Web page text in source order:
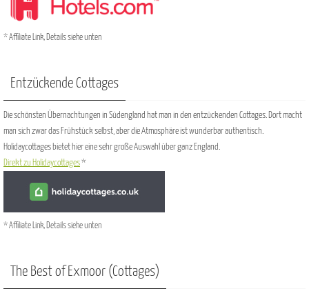
* Affiliate Link, Details siehe unten
Entzückende Cottages
Die schönsten Übernachtungen in Südengland hat man in den entzückenden Cottages. Dort macht
man sich zwar das Frühstück selbst, aber die Atmosphäre ist wunderbar authentisch.
Holidaycottages bietet hier eine sehr große Auswahl über ganz England.
Direkt zu Holidaycottages*
* Affiliate Link, Details siehe unten
The Best of Exmoor (Cottages)